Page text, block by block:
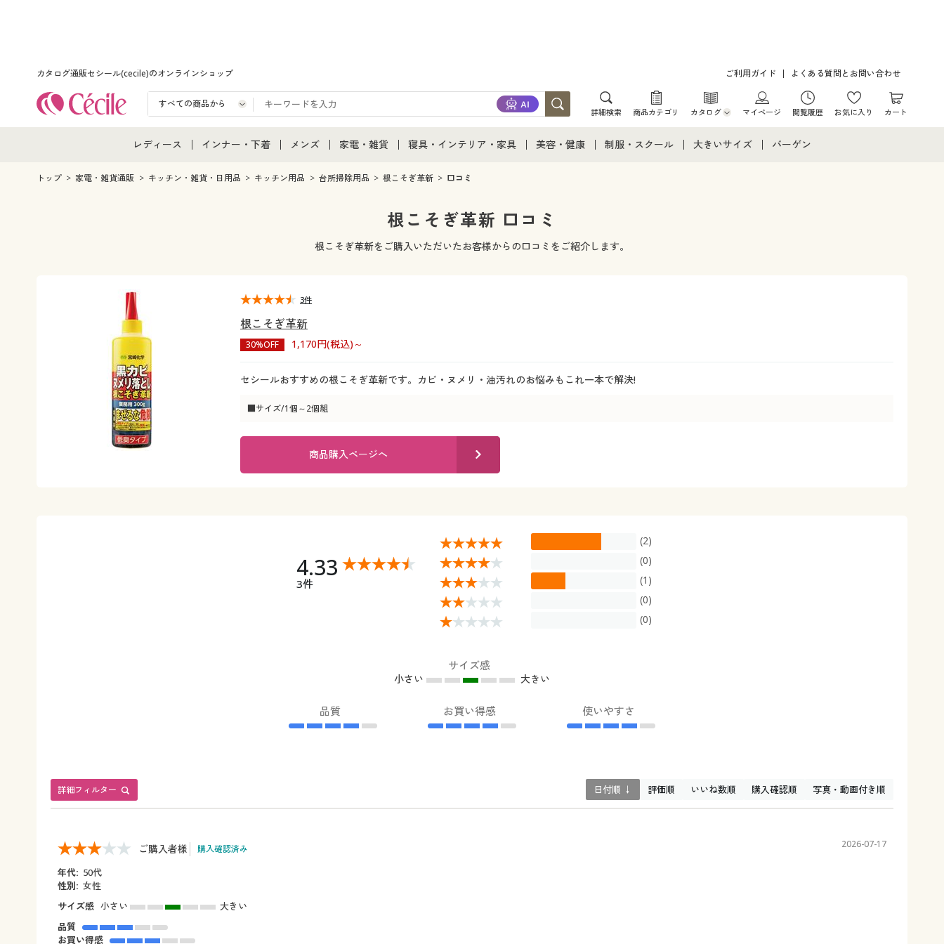
カタログ通販セシール(cecile)のオンラインショップ ご利用ガイド よくある質問とお問い合わせ
詳細検索 商品カテゴリ カタログ
カタログ・チラシからのご注文
マイページ 閲覧履歴 お気に入り カート
レディース
レディース通販すべて
インナー・下着
インナー・下着通販すべて
メンズ
メンズ通販すべて
メンズ下着
家電・雑貨
家電・雑貨すべて
キッチン・雑貨・日用品
寝具・インテリア・家具
寝具・インテリア・家具通販すべて
家具・収納
寝具・ベッド
美容・健康
美容・健康・サプリメント
制服・スクール
ジュニア・ティーンズ下着
大きいサイズ バーゲン
トップ 家電・雑貨通販 キッチン・雑貨・日用品 キッチン用品 台所掃除用品 根こそぎ革新 口コミ
根こそぎ革新 口コミ
根こそぎ革新をご購入いただいたお客様からの口コミをご紹介します。
根こそぎ革新
30%OFF 1,170円(税込)～
セシールおすすめの根こそぎ革新です。カビ・ヌメリ・油汚れのお悩みもこれ一本で解決!
■サイズ/1個～2個組
3件
商品購入ページへ
4.33
3件
(2)
(0)
(1)
(0)
(0)
サイズ感
小さい 大きい
品質 お買い得感 使いやすさ
詳細フィルター 日付順 ↓ 評価順 いいね数順 購入確認順 写真・動画付き順
ご購入者様 購入確認済み 2026-07-17
年代: 50代
性別: 女性
サイズ感 小さい
大きい
品質
お買い得感